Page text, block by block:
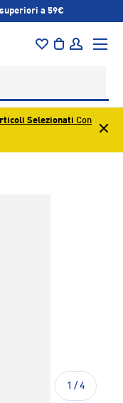
a 59€
BorsaAccedi
Menu
Selezionati Con
visualizzazione
1 / di
4